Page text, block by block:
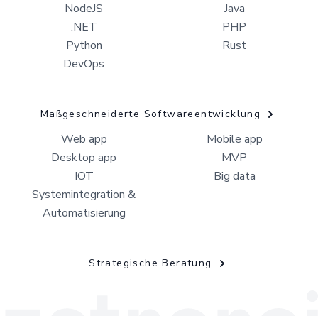
NodeJS
Java
.NET
PHP
Python
Rust
DevOps
Maßgeschneiderte Softwareentwicklung
Web app
Mobile app
Desktop app
MVP
IOT
Big data
Systemintegration &
Automatisierung
Strategische Beratung